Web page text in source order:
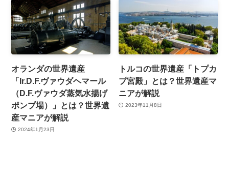
オランダの世界遺産
「Ir.D.F.ヴァウダヘマール
（D.F.ヴァウダ蒸気水揚げ
ポンプ場）」とは？世界遺
産マニアが解説
2024年1月23日
トルコの世界遺産「トプカ
プ宮殿」とは？世界遺産マ
ニアが解説
2023年11月8日